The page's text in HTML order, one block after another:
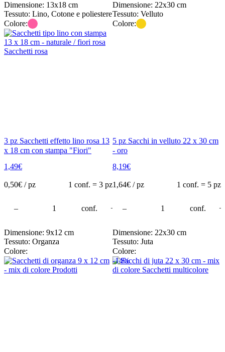
Dimensione: 13x18 cm
Tessuto: Lino, Cotone e poliestere
Colore:
3 pz Sacchetti effetto lino rosa 13
x 18 cm con stampa "Fiori"
1,49€
0,50€ / pz 1 conf. = 3 pz
– conf. +
Dimensione: 22x30 cm
Tessuto: Velluto
Colore:
5 pz Sacchi in velluto 22 x 30 cm
- oro
8,19€
1,64€ / pz 1 conf. = 5 pz
– conf. +
Dimensione: 9x12 cm
Tessuto: Organza
Colore:
Dimensione: 22x30 cm
Tessuto: Juta
Colore:
-14%